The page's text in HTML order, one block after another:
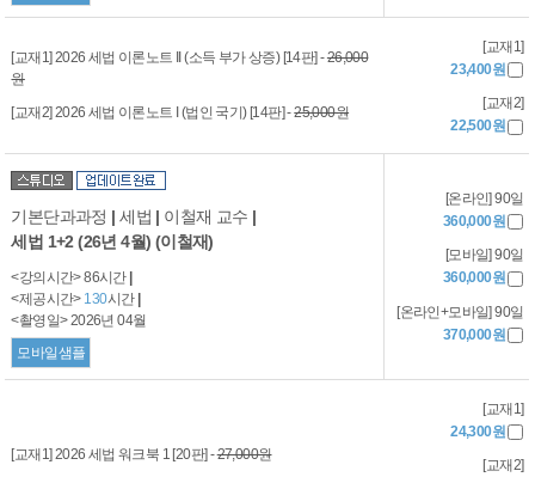
[교재1] 2026 세법 이론노트 II (소득 부가 상증) [14판] -26,000
원
[교재2] 2026 세법 이론노트 I (법인 국기) [14판] -25,000원
[교재1]
23,400원
[교재2]
22,500원
기본단과과정 | 세법 | 이철재 교수 |
세법 1+2 (26년 4월) (이철재)
<강의시간> 86시간
<제공시간> 130시간
<촬영일> 2026년 04월
모바일샘플
[온라인] 90일
360,000원
[모바일] 90일
360,000원
[온라인+모바일] 90일
370,000원
[교재1] 2026 세법 워크북 1 [20판] -27,000원
[교재1]
24,300원
[교재2]